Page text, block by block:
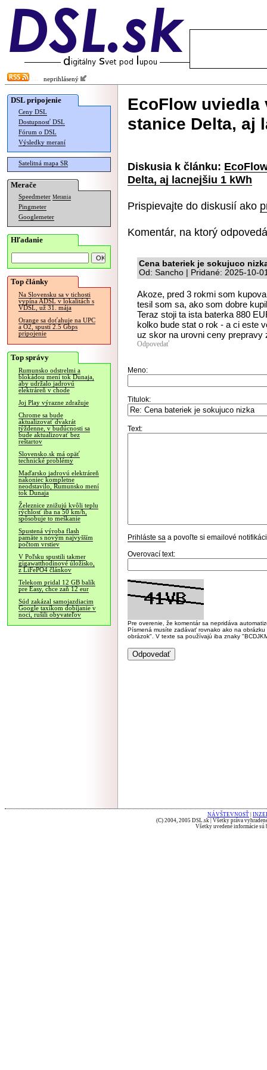
neprihlásený
DSL pripojenie
Ceny DSL
Dostupnosť DSL
Fórum o DSL
Výsledky meraní
Satelitná mapa SR
Merače
Speedmeter Merania
Pingmeter
Googlemeter
Hľadanie
Top články
Na Slovensku sa v tichosti
vypína ADSL v lokalitách s
VDSL, už 31. mája
Orange sa doťahuje na UPC
a O2, spustí 2.5 Gbps
pripojenie
Top správy
Rumunsko odstrelmi a
blokádou mení tok Dunaja,
aby udržalo jadrovú
elektráreň v chode
Joj Play výrazne zdražuje
Chrome sa bude
aktualizovať dvakrát
týždenne, v budúcnosti sa
bude aktualizovať bez
reštartov
Slovensko.sk má opäť
technické problémy
Maďarsko jadrovú elektráreň
nakoniec kompletne
neodstavilo, Rumunsko mení
tok Dunaja
Železnice znižujú kvôli teplu
rýchlosť iba na 50 km/h,
spôsobuje to meškanie
Spustená výroba flash
pamäte s novým najvyšším
počtom vrstiev
V Poľsku spustili takmer
gigawatthodinové úložisko,
z LiFePO4 článkov
Telekom pridal 12 GB balík
pre Easy, chce zaň 12 eur
Súd zakázal samojazdiacim
Google taxíkom dobíjanie v
noci, rušili obyvateľov
EcoFlow uviedla
stanice Delta, aj
Diskusia k článku:
Delta, aj lacnejšiu 1 kWh
Prispievajte do diskusií ako
Komentár, na ktorý
Cena bateriek je sokujuco
Od: Sancho | Pridané: 2025-10-
Akoze, pred 3 rokmi som
tesil som sa, ako som dobre
Teraz stoji ta ista baterka 880
kolko bude stat o rok - a ci este
uz skor na urovni ceny prepravy
Odpovedať
Meno:
Titulok:
Text:
Prihláste sa a povoľte si emailové
Overovací text:
Pre overenie, že komentár sa nepridáva
Písmená musíte zadávať rovnako ako na
obrázok". V texte sa používajú iba znaky
NÁVŠTEVNOSŤ
(C) 2004, 2005 DSL.sk | Všetky práva
Všetky uvedené informácie sú